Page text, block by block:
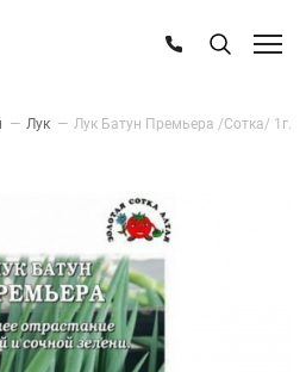
— Лук — Лук Батун Премьера /Сотка/ 1г.